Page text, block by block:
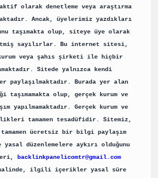
olarak denetleme veya araştırma
Ancak, üyelerimiz yazdıkları
taşımakta olup, siteye üye olarak
sayılırlar. Bu internet sitesi,
veya şahıs şirketi ile hiçbir
Sitede yalnızca kendi
paylaşılmaktadır. Burada yer alan
olup, gerçek kurum ve
yapılmamaktadır. Gerçek kurum ve
tamamen tesadüfidir. Sitemiz,
tamamen ücretsiz bir bilgi paylaşım
yasal düzenlemelere aykırı olduğunu
backlinkpanelicomtr@gmail.com
halinde, ilgili içerikler yasal süre